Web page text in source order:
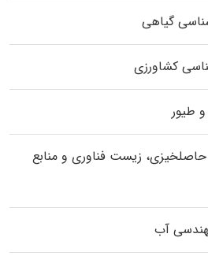
گیاهی
کشاورزی
طیور
زیست فناوری و منابع
آب